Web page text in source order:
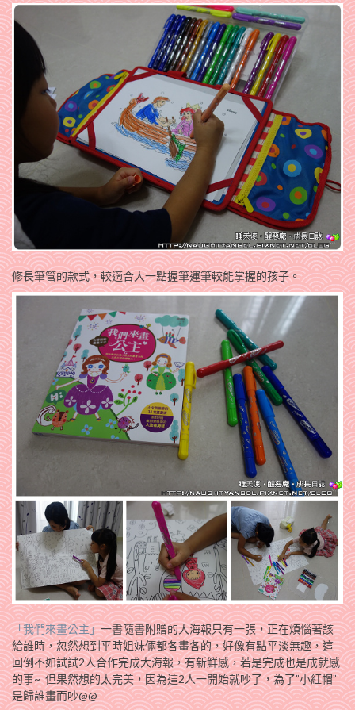
修長筆管的款式，較適合大一點握筆運筆較能掌握的孩子。
「我們來畫公主」一書隨書附贈的大海報只有一張，正在煩惱著該
給誰時，忽然想到平時姐妹倆都各畫各的，好像有點平淡無趣，這
回倒不如試試2人合作完成大海報，有新鮮感，若是完成也是成就感
的事~ 但果然想的太完美，因為這2人一開始就吵了，為了”小紅帽”
是歸誰畫而吵@@